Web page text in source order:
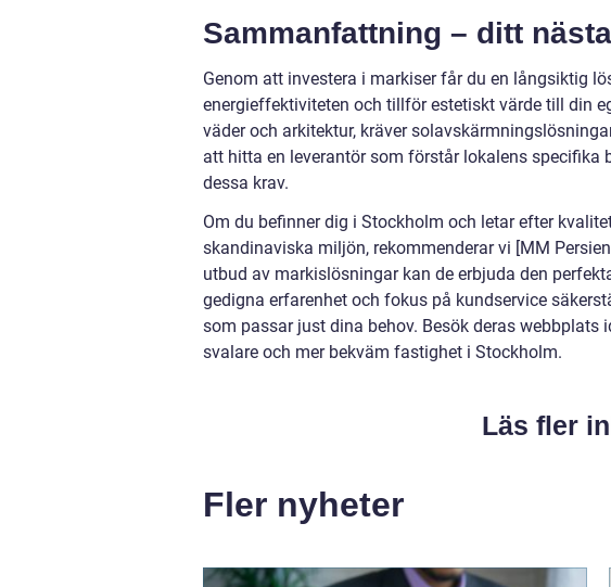
Sammanfattning – ditt
Genom att investera i markiser får du en långsiktig
energieffektiviteten och tillför estetiskt värde till din
väder och arkitektur, kräver
att hitta en leverantör som förstår lokalens
dessa krav.
Om du befinner dig i Stockholm och letar efter
skandinaviska miljön, rekommenderar vi [MM
utbud av markislösningar kan de erbjuda den
gedigna erfarenhet och fokus på kundservice
som passar just dina behov. Besök deras
svalare och mer bekväm fastighet i Stockholm.
Läs fler
Fler nyheter